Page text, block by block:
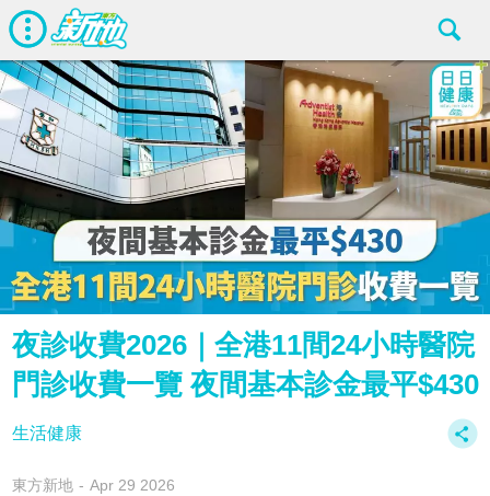
夜診收費2026｜全港11間24小時醫院
門診收費一覽 夜間基本診金最平$430
生活健康
東方新地 Apr 29 2026